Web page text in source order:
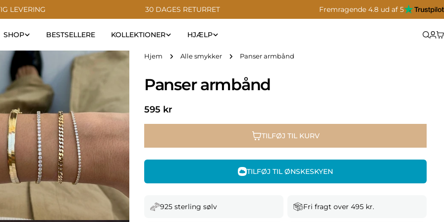
LEVERING 30 DAGES RETURRET Fremragende 4.8 ud af 5
SHOP BESTSELLERE KOLLEKTIONER HJÆLP
Hjem Alle smykker Panser armbånd
Panser armbånd
Normal
pris
595 kr
TILFØJ TIL KURV
TILFØJ TIL ØNSKESKYEN
925 sterling sølv Fri fragt over 495 kr.